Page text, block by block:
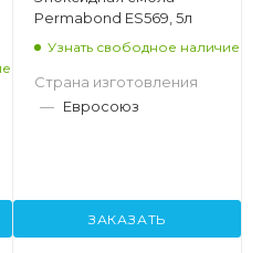
Permabond ES569, 5л
Узнать свободное наличие
Страна изготовления
— Евросоюз
ЗАКАЗАТЬ